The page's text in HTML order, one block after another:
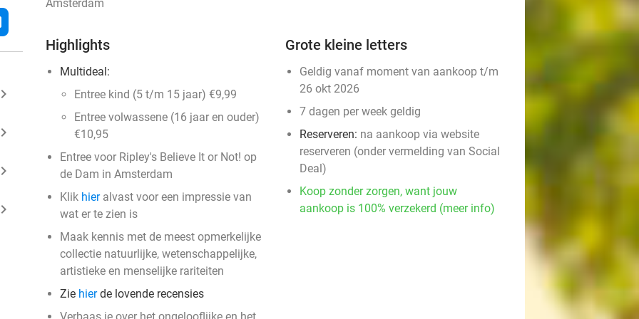
keyboard_arrow_right
keyboard_arrow_right
keyboard_arrow_right
keyboard_arrow_right
Amsterdam
Highlights
Multideal:
Entree kind (5 t/m 15 jaar) €9,99
Entree volwassene (16 jaar en ouder)
€10,95
Entree voor Ripley's Believe It or Not! op
de Dam in Amsterdam
Klik hieralvast voor een impressie van
wat er te zien is
Maak kennis met de meest opmerkelijke
collectie natuurlijke, wetenschappelijke,
artistieke en menselijke rariteiten
Zie hierde lovende recensies
Grote kleine letters
Geldig vanaf moment van aankoop t/m
26 okt 2026
7 dagen per week geldig
Reserveren: na aankoop via website
reserveren (onder vermelding van Social
Deal)
Koop zonder zorgen, want jouw
aankoop is 100% verzekerd (meer info)